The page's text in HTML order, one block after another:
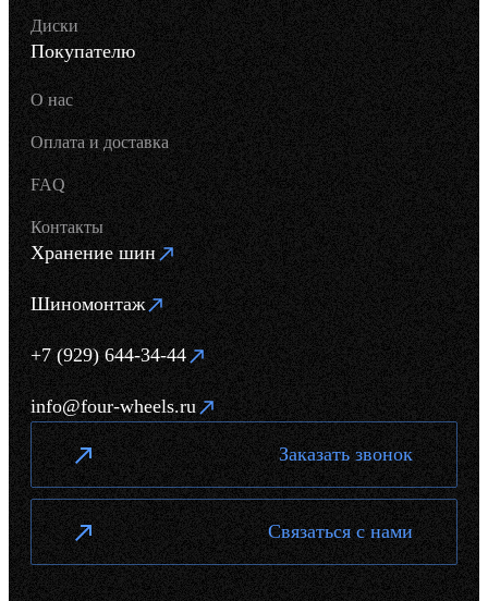
Диски
Покупателю
О нас
Оплата и доставка
FAQ
Контакты
Хранение шин
Шиномонтаж
+7 (929) 644-34-44
info@four-wheels.ru
Заказать звонок
Связаться с нами